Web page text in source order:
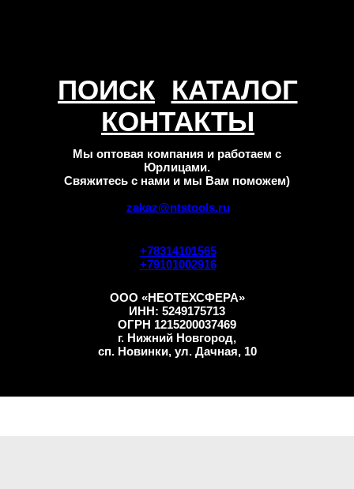
КОНТАКТЫ
ПОИСК
+78314101565
+79101002916
zakaz@ntstools.ru
КАТАЛОГ
ООО «НЕОТЕХСФЕРА»
ИНН: 5249175713
ОГРН 1215200037469
г. Нижний Новгород,
сп. Новинки, ул. Дачная, 10
Мы оптовая компания и работаем с
Юрлицами.
Свяжитесь с нами и мы Вам поможем)